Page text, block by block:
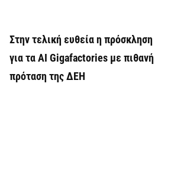
Στην τελική ευθεία η πρόσκληση
για τα AI Gigafactories με πιθανή
πρόταση της ΔΕΗ